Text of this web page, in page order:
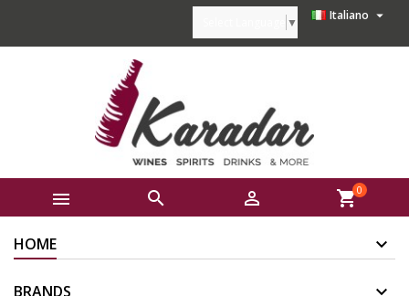
Italiano 
▼
   shopping_cart0
HOME
BRANDS